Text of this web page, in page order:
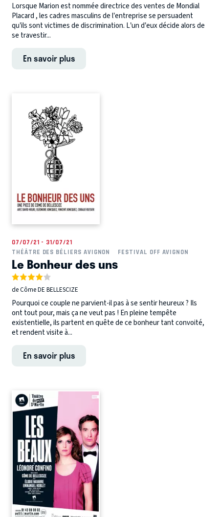
Lorsque Marion est nommée directrice des ventes de Mondial
Placard , les cadres masculins de l’entreprise se persuadent
qu’ils sont victimes de discrimination. L’un d’eux décide alors de
se travestir...
En savoir plus
07/07/21 - 31/07/21
THÉÂTRE DES BÉLIERS AVIGNON
FESTIVAL OFF AVIGNON
Le Bonheur des uns
de Côme DE BELLESCIZE
Pourquoi ce couple ne parvient-il pas à se sentir heureux ? Ils
ont tout pour, mais ça ne veut pas ! En pleine tempête
existentielle, ils partent en quête de ce bonheur tant convoité,
et rendent visite à...
En savoir plus